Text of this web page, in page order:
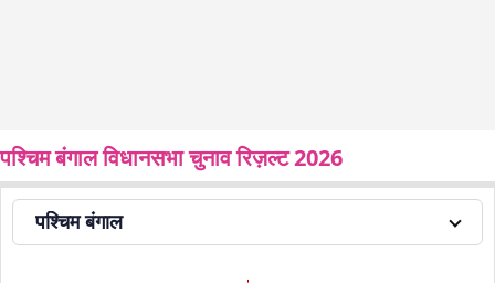
पश्चिम बंगाल विधानसभा चुनाव रिज़ल्ट 2026